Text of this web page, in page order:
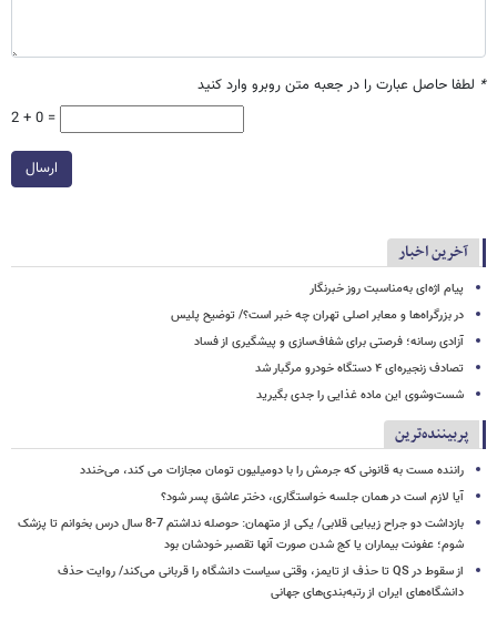
* لطفا حاصل عبارت را در جعبه متن روبرو وارد کنید
2 + 0 =
ارسال
آخرین اخبار
پیام اژه‌ای به‌مناسبت روز خبرنگار
در بزرگراه‌ها و معابر اصلی تهران چه خبر است؟/ توضیح پلیس
آزادی رسانه؛ فرصتی برای شفاف‌سازی و پیشگیری از فساد
تصادف زنجیره‌ای ۴ دستگاه خودرو مرگبار شد
شست‌وشوی این ماده غذایی را جدی بگیرید
پربیننده‌ترین
راننده مست به قانونی که جرمش را با دومیلیون تومان مجازات می کند، می‌خندد
آیا لازم است در همان جلسه خواستگاری، دختر عاشق پسر شود؟
بازداشت دو جراح زیبایی قلابی/ یکی از متهمان: حوصله نداشتم 7-8 سال درس بخوانم تا پزشک
شوم؛ عفونت بیماران یا کج شدن صورت آنها تقصبر خودشان بود
از سقوط در QS تا حذف از تایمز، وقتی سیاست دانشگاه را قربانی می‌کند/ روایت حذف
دانشگاه‌های ایران از رتبه‌بندی‌های جهانی